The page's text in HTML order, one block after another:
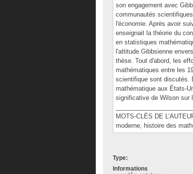
son engagement avec
communautés
l'économie. Après avoir
enseignait la théorie du
en statistiques
l'attitude Gibbsienne
thèse. Tout d'abord, les
mathématiques entre les
scientifique sont discutés.
mathématique aux États-
significative de Wilson sur
MOTS-CLÉS DE
moderne, histoire des
Type:
Informations